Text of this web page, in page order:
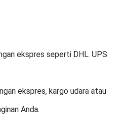
ekspres seperti DHL. UPS
ekspres, kargo udara atau
Anda.